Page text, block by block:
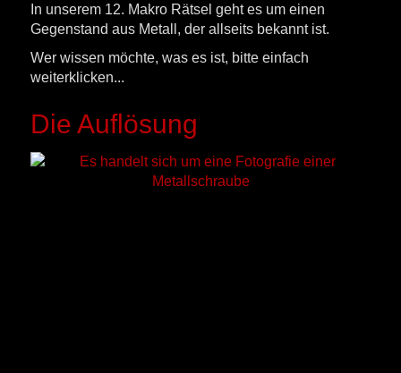
In unserem 12. Makro Rätsel geht es um einen
Gegenstand aus Metall, der allseits bekannt ist.
Wer wissen möchte, was es ist, bitte einfach
weiterklicken...
Die Auflösung